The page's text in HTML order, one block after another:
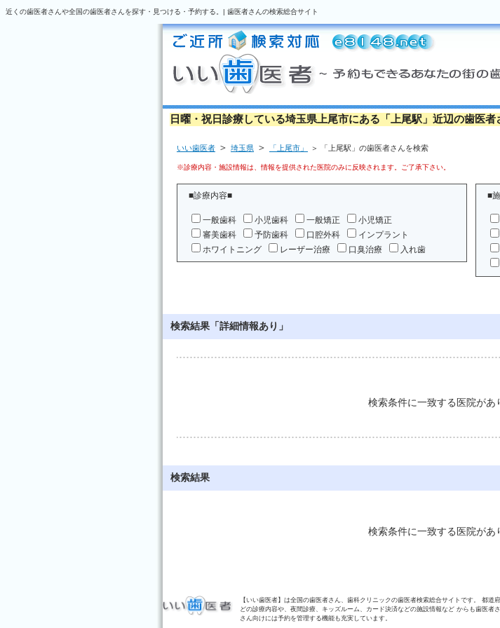
近くの歯医者さんや全国の歯医者さんを探す・見つける・予約する。| 歯医者さんの検索総合サイト
日曜・祝日診療している埼玉県上尾市にある「上尾駅」近辺の歯医者
いい歯医者 ＞ 埼玉県 ＞ 「上尾市」 ＞ 「上尾駅」の歯医者さんを検索
※診療内容・施設情報は、情報を提供された医院のみに反映されます。ご了承下さい。
■診療内容■
一般歯科 小児歯科 一般矯正
小児矯正
審美歯科
予防歯科 口腔外科
インプラント
ホワイトニング
レーザー治療 口臭治療 入れ歯
■
検索結果「詳細情報あり」
検索条件に一致する医院があ
検索結果
検索条件に一致する医院があ
【いい歯医者】は全国の歯医者さん、歯科クリニックの歯医者検索総合サイトです。 都
どの診療内容や、夜間診療、キッズルーム、カード決済などの施設情報など からも歯医
さん向けには予約を管理する機能も充実しています。